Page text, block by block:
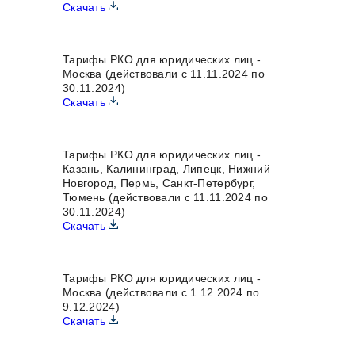
Скачать
Тарифы РКО для юридических лиц -
Москва (действовали с 11.11.2024 по
30.11.2024)
Скачать
Тарифы РКО для юридических лиц -
Казань, Калининград, Липецк, Нижний
Новгород, Пермь, Санкт-Петербург,
Тюмень (действовали с 11.11.2024 по
30.11.2024)
Скачать
Тарифы РКО для юридических лиц -
Москва (действовали с 1.12.2024 по
9.12.2024)
Скачать